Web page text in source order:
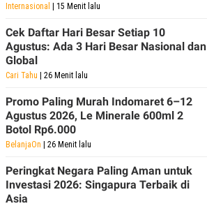
Internasional | 15 Menit lalu
Cek Daftar Hari Besar Setiap 10
Agustus: Ada 3 Hari Besar Nasional dan
Global
Cari Tahu | 26 Menit lalu
Promo Paling Murah Indomaret 6–12
Agustus 2026, Le Minerale 600ml 2
Botol Rp6.000
BelanjaOn | 26 Menit lalu
Peringkat Negara Paling Aman untuk
Investasi 2026: Singapura Terbaik di
Asia